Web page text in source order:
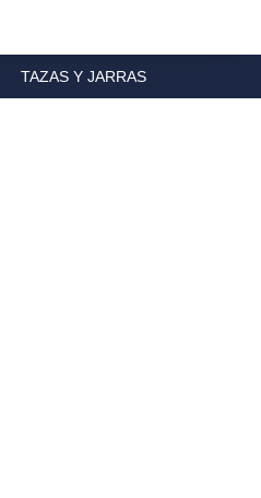
TAZAS Y JARRAS